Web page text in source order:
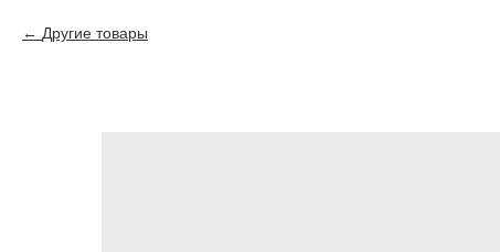
Другие товары